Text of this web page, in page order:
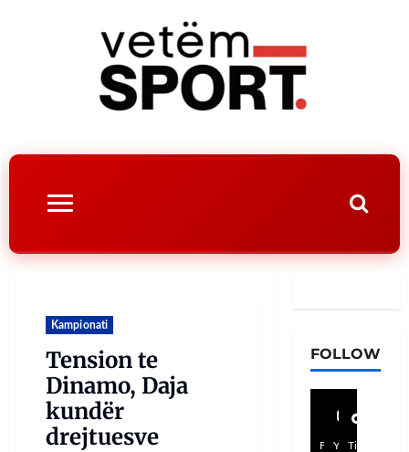
Kampionati
Tension te
Dinamo, Daja
kundër
drejtuesve
FOLLOW
Facebook
YouTube
TikTok